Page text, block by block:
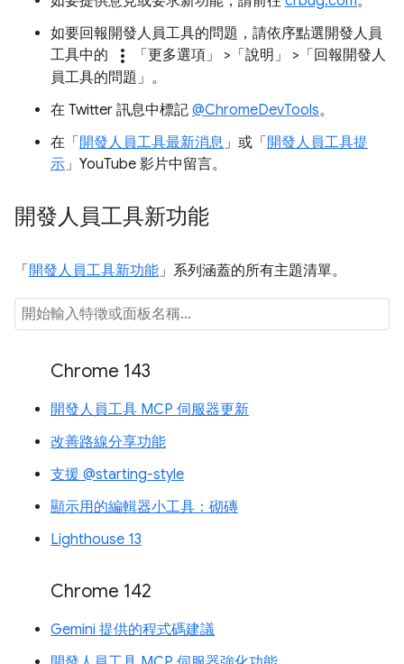
如要回報開發人員工具的問題，請依序點選開發人員
工具中的
more_vert 「更多選項」 >「說明」
>「回報開發人
員工具的問題」 。
在 Twitter 訊息中標記 @ChromeDevTools。
在「開發人員工具最新消息 」或「開發人員工具提
示 」YouTube 影片中留言。
開發人員工具新功能
「開發人員工具新功能 」系列涵蓋的所有主題清單。
Chrome 143
開發人員工具 MCP 伺服器更新
改善路線分享功能
支援 @starting-style
顯示用的編輯器小工具：砌磚
Lighthouse 13
Chrome 142
Gemini 提供的程式碼建議